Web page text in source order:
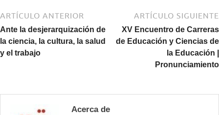
ARTÍCULO ANTERIOR
Ante la desjerarquización de
la ciencia, la cultura, la salud
y el trabajo
ARTÍCULO SIGUIENTE
XV Encuentro de Carreras
de Educación y Ciencias de
la Educación |
Pronunciamiento
Acerca de